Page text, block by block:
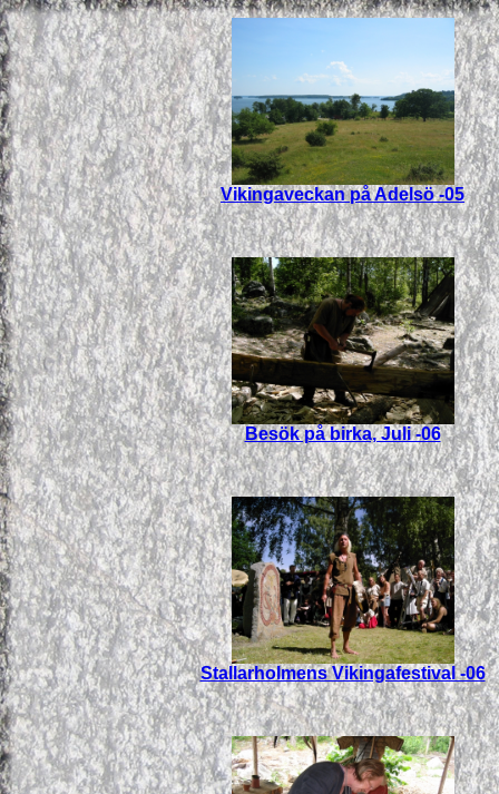
Vikingaveckan på Adelsö -05
Besök på birka, Juli -06
Stallarholmens Vikingafestival -06